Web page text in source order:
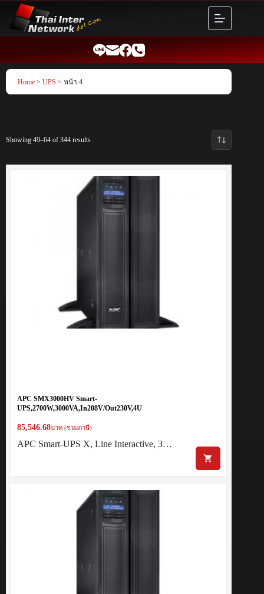
content
Home > UPS > หน้า 4
Showing 49–64 of 344 results
APC SMX3000HV Smart-
UPS,2700W,3000VA,In208V/Out230V,4U
85,546.68บาท (รวมภาษี)
APC Smart-UPS X, Line Interactive, 3…